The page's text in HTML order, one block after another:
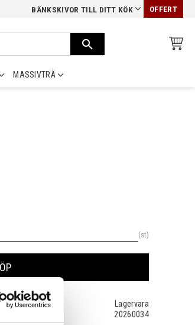
BÄNKSKIVOR TILL DITT KÖK OFFERT
MASSIVTRÄ
st
Lagervara
20260034